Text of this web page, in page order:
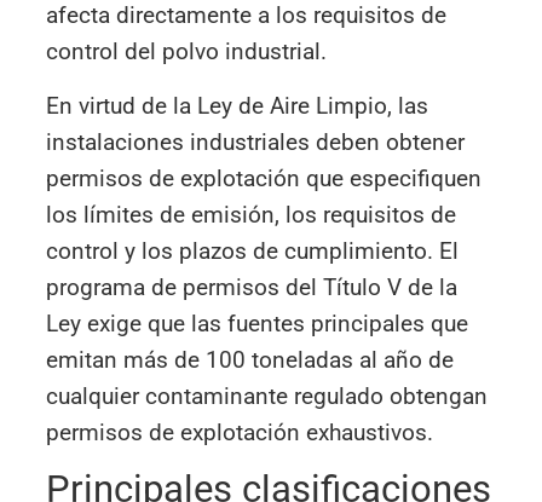
afecta directamente a los requisitos de
control del polvo industrial.
En virtud de la Ley de Aire Limpio, las
instalaciones industriales deben obtener
permisos de explotación que especifiquen
los límites de emisión, los requisitos de
control y los plazos de cumplimiento. El
programa de permisos del Título V de la
Ley exige que las fuentes principales que
emitan más de 100 toneladas al año de
cualquier contaminante regulado obtengan
permisos de explotación exhaustivos.
Principales clasificaciones